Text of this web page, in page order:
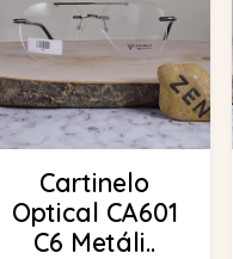
Cartinelo
Optical CA601
C6 Metáli..